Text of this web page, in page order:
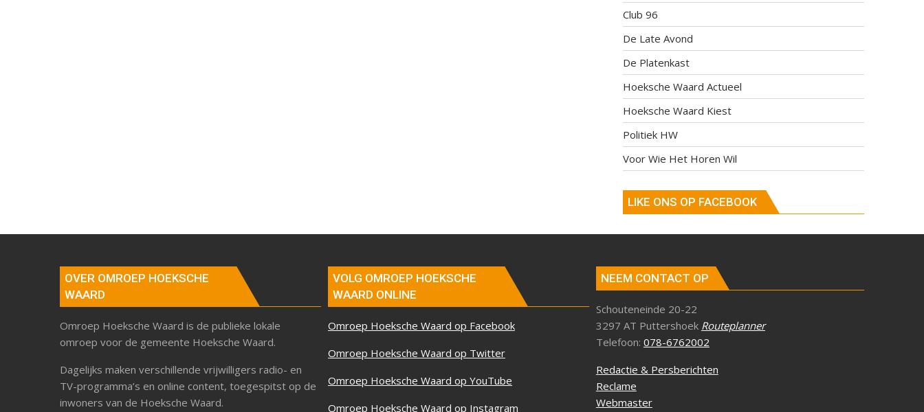
Club 96
De Late Avond
De Platenkast
Hoeksche Waard Actueel
Hoeksche Waard Kiest
Politiek HW
Voor Wie Het Horen Wil
LIKE ONS OP FACEBOOK
OVER OMROEP HOEKSCHE
WAARD
Omroep Hoeksche Waard is de publieke lokale
omroep voor de gemeente Hoeksche Waard.
Dagelijks maken verschillende vrijwilligers radio- en
TV-programma’s en online content, toegespitst op de
inwoners van de Hoeksche Waard.
VOLG OMROEP HOEKSCHE
WAARD ONLINE
Omroep Hoeksche Waard op Facebook
Omroep Hoeksche Waard op Twitter
Omroep Hoeksche Waard op YouTube
Omroep Hoeksche Waard op Instagram
NEEM CONTACT OP
Schouteneinde 20-22
3297 AT Puttershoek Routeplanner
Telefoon: 078-6762002
Redactie & Persberichten
Reclame
Webmaster